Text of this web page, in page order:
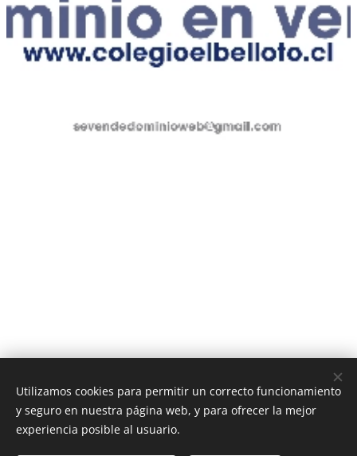
Utilizamos cookies para permitir un correcto funcionamiento
y seguro en nuestra página web, y para ofrecer la mejor
experiencia posible al usuario.